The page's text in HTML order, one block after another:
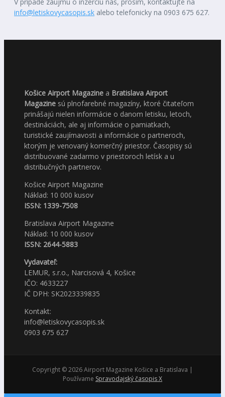
info@letiskovycasopis.sk alebo telefonicky na 0903 675 627.
Košice Airport Magazine a Bratislava Airport
Magazine sú plnofarebné magazíny, ktoré čitateľom
prinášajú nielen informácie o danom letisku, letoch,
destináciách, ale aj informácie o pamiatkach,
turistické zaujímavosti a informácie o partneroch,
ktorým je venovaný komerčný priestor. Časopisy sú
distribuované zadarmo v priestoroch letísk a u
distribučných partnerov.
Košice Airport Magazine
Náklad: 10 000 kusov
ISSN: 1339-7508
Bratislava Airport Magazine
Náklad: 10 000 kusov
ISSN: 2644-5883
Vydavateľ:
LEMUR, s.r.o., Narcisová 4, Košice
IČO: 4633227
IČ DPH: SK2023339835
Kontakt:
info@letiskovycasopis.sk
0903 675 627
Copyright © 2026 Airport Magazine Košice a Bratislava |
Používame Spravodajský časopis X